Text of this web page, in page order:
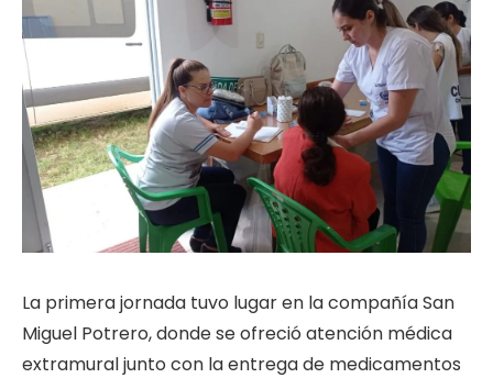
La primera jornada tuvo lugar en la compañía San
Miguel Potrero, donde se ofreció atención médica
extramural junto con la entrega de medicamentos